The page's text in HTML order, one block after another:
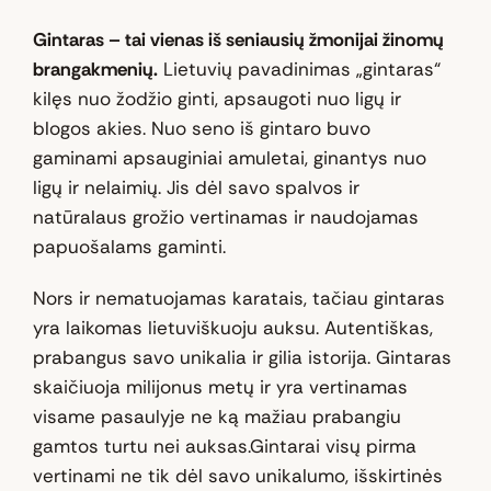
Gintaras – tai vienas iš seniausių žmonijai žinomų
brangakmenių.Lietuvių pavadinimas „gintaras“
kilęs nuo žodžio ginti, apsaugoti nuo ligų ir
blogos akies. Nuo seno iš gintaro buvo
gaminami apsauginiai amuletai, ginantys nuo
ligų ir nelaimių. Jis dėl savo spalvos ir
natūralaus grožio vertinamas ir naudojamas
papuošalams gaminti.
Nors ir nematuojamas karatais, tačiau gintaras
yra laikomas lietuviškuoju auksu. Autentiškas,
prabangus savo unikalia ir gilia istorija. Gintaras
skaičiuoja milijonus metų ir yra vertinamas
visame pasaulyje ne ką mažiau prabangiu
gamtos turtu nei auksas.Gintarai visų pirma
vertinami ne tik dėl savo unikalumo, išskirtinės